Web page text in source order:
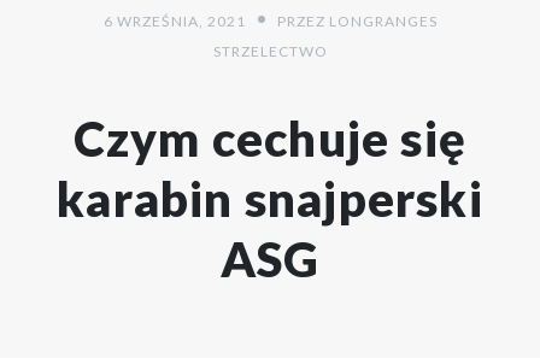
6 WRZEŚNIA, 2021 PRZEZ LONGRANGES
STRZELECTWO
Czym cechuje się
karabin snajperski
ASG